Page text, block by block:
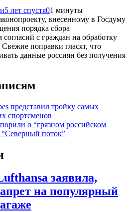
5 лет спустя01 минуты
внесенному в Госдуму
порядка сбора
с граждан на обработку
поправки гласят, что
данные россиян без получения
представил тройку самых
спортсменов
о “грязном российском
“Северный поток”
заявила,
на популярный